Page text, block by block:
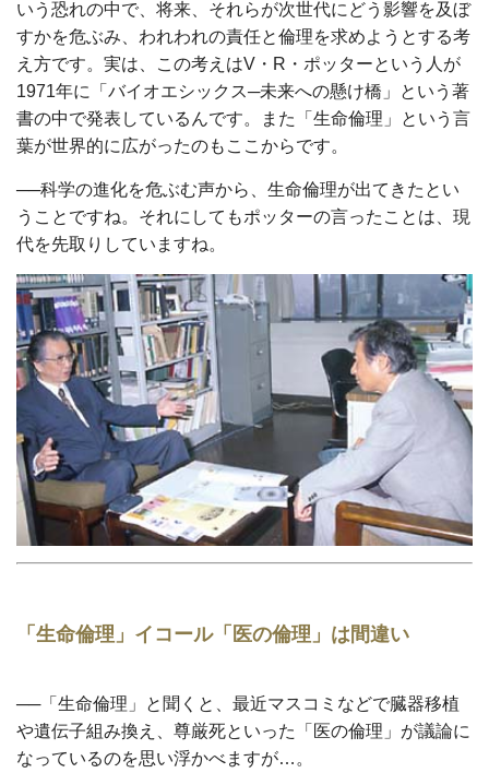
いう恐れの中で、将来、それらが次世代にどう影響を及ぼ
すかを危ぶみ、われわれの責任と倫理を求めようとする考
え方です。実は、この考えはV・R・ポッターという人が
1971年に「バイオエシックス─未来への懸け橋」という著
書の中で発表しているんです。また「生命倫理」という言
葉が世界的に広がったのもここからです。
──科学の進化を危ぶむ声から、生命倫理が出てきたとい
うことですね。それにしてもポッターの言ったことは、現
代を先取りしていますね。
「生命倫理」イコール「医の倫理」は間違い
──「生命倫理」と聞くと、最近マスコミなどで臓器移植
や遺伝子組み換え、尊厳死といった「医の倫理」が議論に
なっているのを思い浮かべますが…。